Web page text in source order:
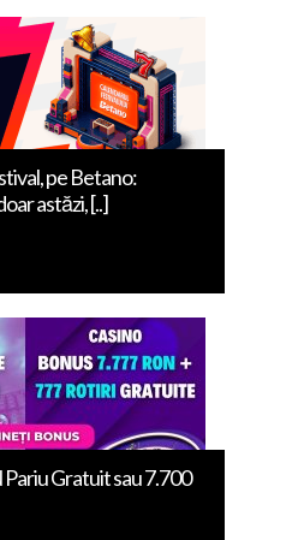
pe Betano:
astăzi, [..]
Gratuit sau 7.700